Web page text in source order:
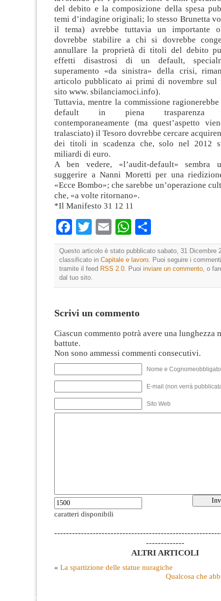
del debito e la composizione della spesa
temi d’indagine originali; lo stesso Brunetta
il tema) avrebbe tuttavia un importante
dovrebbe stabilire a chi si dovrebbe
annullare la proprietà di titoli del debito
effetti disastrosi di un default,
superamento «da sinistra» della crisi,
articolo pubblicato ai primi di novembre sul
sito www. sbilanciamoci.info).
Tuttavia, mentre la commissione
default in piena trasparenza
contemporaneamente (ma quest’aspetto
tralasciato) il Tesoro dovrebbe cercare
dei titoli in scadenza che, solo nel 2012
miliardi di euro.
A ben vedere, «l’audit-default» sembra
suggerire a Nanni Moretti per una
«Ecce Bombo»; che sarebbe un’operazione
che, «a volte ritornano».
*Il Manifesto 31 12 11
Facebook
TwitterEmailWhatsApp
Questo articolo è stato pubblicato sabato, 31 Dicembre
classificato in Capitale e lavoro. Puoi seguire i
tramite il feed RSS 2.0. Puoi inviare un commento, o
dal tuo sito.
Scrivi un commento
Ciascun commento potrà avere una lunghezza
battute.
Non sono ammessi commenti consecutivi.
Nome e
E-mail (non verrà
Sito Web
caratteri disponibili
-------------
ALTRI ARTICOLI
« La spartizione delle statue nuragiche
Qualcosa che